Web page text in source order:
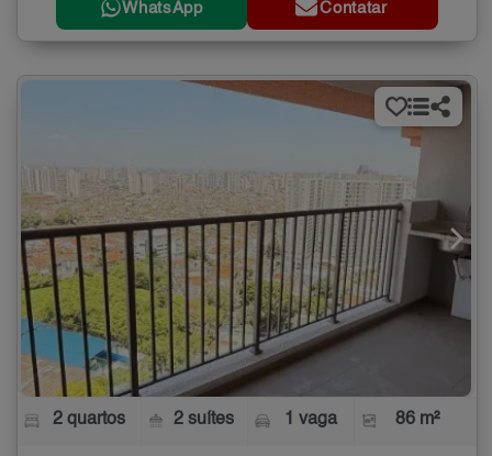
WhatsApp Contatar
2 quartos 2 suítes 1 vaga 86 m²